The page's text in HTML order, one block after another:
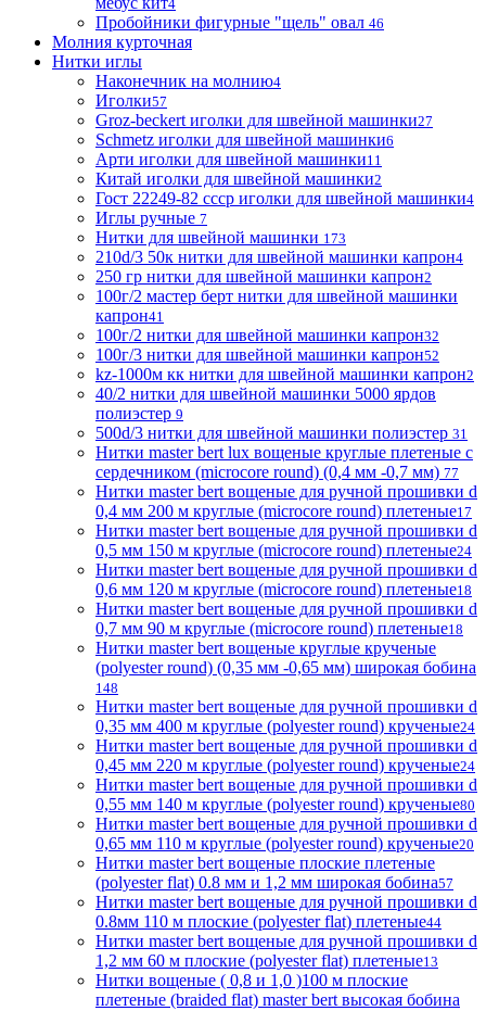
4
Пробойники фигурные "щель" овал 46
Молния курточная
Нитки иглы
Наконечник на молнию4
Иголки57
Groz-beckert иголки для швейной машинки27
Schmetz иголки для швейной машинки6
Арти иголки для швейной машинки11
Китай иголки для швейной машинки2
Гост 22249-82 ссср иголки для швейной машинки4
Иглы ручные 7
Нитки для швейной машинки 173
210d/3 50к нитки для швейной машинки капрон4
250 гр нитки для швейной машинки капрон2
100г/2 мастер берт нитки для швейной машинки
капрон41
100г/2 нитки для швейной машинки капрон32
100г/3 нитки для швейной машинки капрон52
kz-1000м кк нитки для швейной машинки капрон2
40/2 нитки для швейной машинки 5000 ярдов
полиэстер 9
500d/3 нитки для швейной машинки полиэстер 31
Нитки master bert lux вощеные круглые плетеные с
сердечником (microcore round) (0,4 мм -0,7 мм) 77
Нитки master bert вощеные для ручной прошивки d
0,4 мм 200 м круглые (microcore round) плетеные17
Нитки master bert вощеные для ручной прошивки d
0,5 мм 150 м круглые (microcore round) плетеные24
Нитки master bert вощеные для ручной прошивки d
0,6 мм 120 м круглые (microcore round) плетеные18
Нитки master bert вощеные для ручной прошивки d
0,7 мм 90 м круглые (microcore round) плетеные18
Нитки master bert вощеные круглые крученые
(polyester round) (0,35 мм -0,65 мм) широкая бобина
148
Нитки master bert вощеные для ручной прошивки d
0,35 мм 400 м круглые (polyester round) крученые24
Нитки master bert вощеные для ручной прошивки d
0,45 мм 220 м круглые (polyester round) крученые24
Нитки master bert вощеные для ручной прошивки d
0,55 мм 140 м круглые (polyester round) крученые80
Нитки master bert вощеные для ручной прошивки d
0,65 мм 110 м круглые (polyester round) крученые20
Нитки master bert вощеные плоские плетеные
(polyester flat) 0.8 мм и 1,2 мм широкая бобина57
Нитки master bert вощеные для ручной прошивки d
0.8мм 110 м плоские (polyester flat) плетеные44
Нитки master bert вощеные для ручной прошивки d
1,2 мм 60 м плоские (polyester flat) плетеные13
Нитки вощеные ( 0,8 и 1,0 )100 м плоские
плетеные (braided flat) master bert высокая бобина